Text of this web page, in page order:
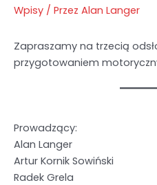
Wpisy / Przez Alan Langer
Zapraszamy na trzecią
przygotowaniem
Prowadzący:
Alan Langer
Artur Kornik Sowiński
Radek Grela